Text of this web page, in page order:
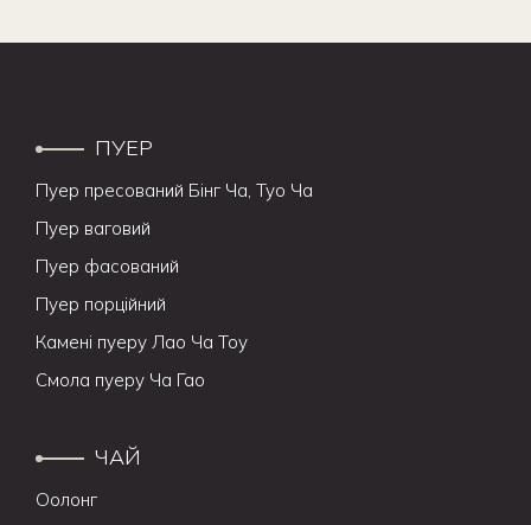
ПУЕР
Пуер пресований Бінг Ча, Туо Ча
Пуер ваговий
Пуер фасований
Пуер порційний
Камені пуеру Лао Ча Тоу
Смола пуеру Ча Гао
ЧАЙ
Оолонг